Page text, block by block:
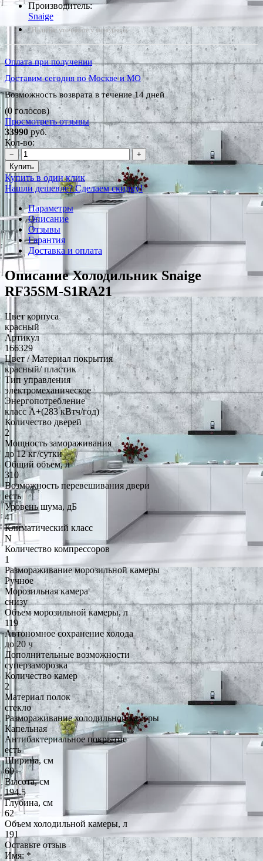
Производитель:
Snaige
*Наличие уточняйте у менеджера
Оплата при получении
Доставим сегодня по Москве и МО
Возможность возврата в течение 14 дней
(0 голосов)
Просмотреть отзывы
33990руб.
Кол-во:
−
+
Купить
Купить в один клик
Нашли дешевле? Сделаем скидку!
Параметры
Описание
Отзывы
Гарантия
Доставка и оплата
Описание Холодильник Snaige
RF35SM-S1RA21
Цвет корпуса
красный
Артикул
166329
Цвет / Материал покрытия
красный/ пластик
Тип управления
электромеханическое
Энергопотребление
класс A+(283 кВтч/год)
Количество дверей
2
Мощность замораживания
до 12 кг/cутки
Общий объем, л
310
Возможность перевешивания двери
есть
Уровень шума, дБ
41
Климатический класс
N
Количество компрессоров
1
Размораживание морозильной камеры
Ручное
Морозильная камера
снизу
Объем морозильной камеры, л
119
Автономное сохранение холода
до 20 ч
Дополнительные возможности
суперзаморозка
Количество камер
2
Материал полок
стекло
Размораживание холодильной камеры
Капельная
Антибактериальное покрытие
есть
Ширина, см
60
Высота, см
194.5
Глубина, см
62
Объем холодильной камеры, л
191
Оставьте отзыв
Имя:*